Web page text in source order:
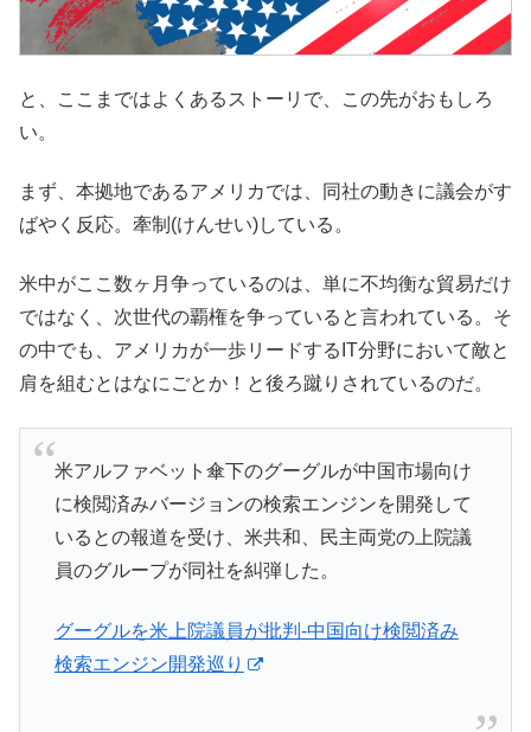
と、ここまではよくあるストーリで、この先がおもしろ
い。
まず、本拠地であるアメリカでは、同社の動きに議会がす
ばやく反応。牽制(けんせい)している。
米中がここ数ヶ月争っているのは、単に不均衡な貿易だけ
ではなく、次世代の覇権を争っていると言われている。そ
の中でも、アメリカが一歩リードするIT分野において敵と
肩を組むとはなにごとか！と後ろ蹴りされているのだ。
米アルファベット傘下のグーグルが中国市場向け
に検閲済みバージョンの検索エンジンを開発して
いるとの報道を受け、米共和、民主両党の上院議
員のグループが同社を糾弾した。
グーグルを米上院議員が批判-中国向け検閲済み
検索エンジン開発巡り